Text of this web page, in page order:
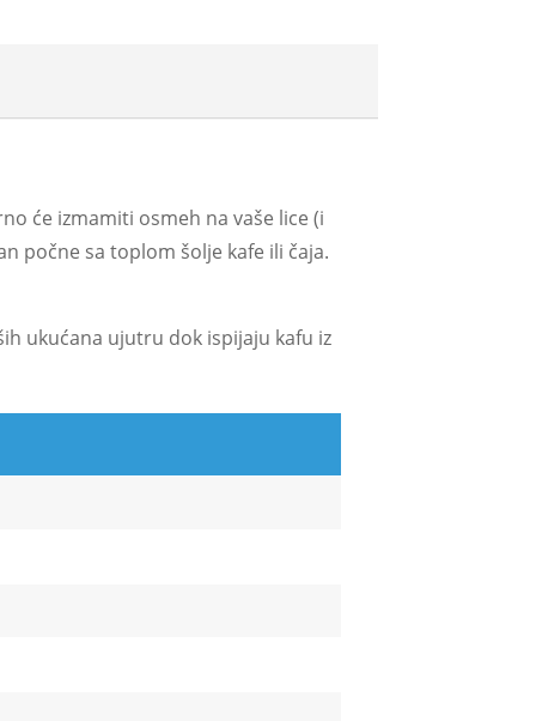
će izmamiti osmeh na vaše lice (i
počne sa toplom šolje kafe ili čaja.
ukućana ujutru dok ispijaju kafu iz